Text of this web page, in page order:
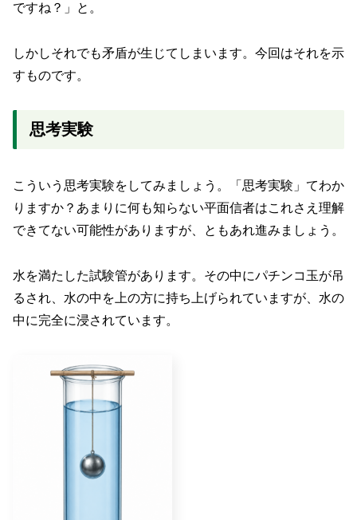
ですね？」と。
しかしそれでも矛盾が生じてしまいます。今回はそれを示
すものです。
思考実験
こういう思考実験をしてみましょう。「思考実験」てわか
りますか？あまりに何も知らない平面信者はこれさえ理解
できてない可能性がありますが、ともあれ進みましょう。
水を満たした試験管があります。その中にパチンコ玉が吊
るされ、水の中を上の方に持ち上げられていますが、水の
中に完全に浸されています。